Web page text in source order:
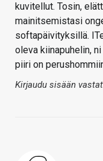
kuvitellut. Tosin,
mainitsemistasi
softapäivityksillä.
oleva kiinapuhelin,
piiri on
Kirjaudu sisään